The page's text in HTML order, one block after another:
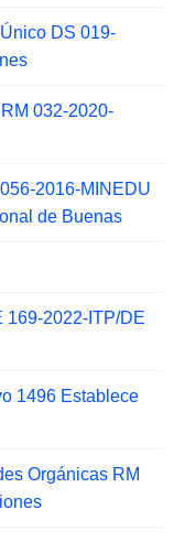
DS 019-
032-2020-
2016-MINEDU
de Buenas
169-2022-ITP/DE
1496 Establece
Orgánicas RM